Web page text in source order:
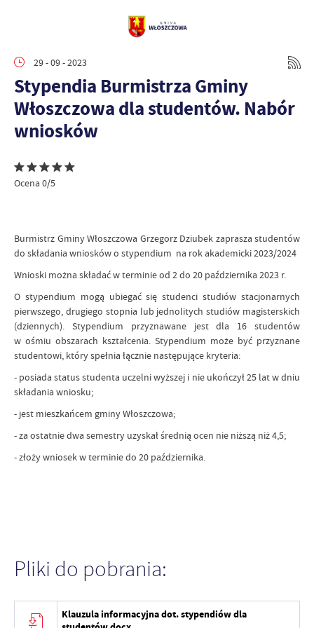
29 - 09 - 2023
Stypendia Burmistrza Gminy
Włoszczowa dla studentów. Nabór
wniosków
Ocena 0/5
Burmistrz Gminy Włoszczowa Grzegorz Dziubek zaprasza studentów
do składania wniosków o stypendium na rok akademicki 2023/2024
Wnioski można składać w terminie od 2 do 20 października 2023 r.
O stypendium mogą ubiegać się studenci studiów stacjonarnych
pierwszego, drugiego stopnia lub jednolitych studiów magisterskich
(dziennych). Stypendium przyznawane jest dla 16 studentów
w ośmiu obszarach kształcenia. Stypendium może być przyznane
studentowi, który spełnia łącznie następujące kryteria:
- posiada status studenta uczelni wyższej i nie ukończył 25 lat w dniu
składania wniosku;
- jest mieszkańcem gminy Włoszczowa;
- za ostatnie dwa semestry uzyskał średnią ocen nie niższą niż 4,5;
- złoży wniosek w terminie do 20 października.
Pliki do pobrania:
Klauzula informacyjna dot. stypendiów dla